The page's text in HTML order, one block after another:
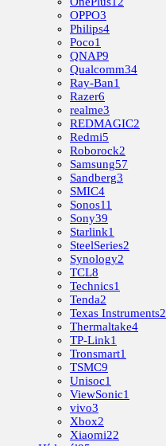
OPPO3
Philips4
Poco1
QNAP9
Qualcomm34
Ray-Ban1
Razer6
realme3
REDMAGIC2
Redmi5
Roborock2
Samsung57
Sandberg3
SMIC4
Sonos11
Sony39
Starlink1
SteelSeries2
Synology2
TCL8
Technics1
Tenda2
Texas Instruments2
Thermaltake4
TP-Link1
Tronsmart1
TSMC9
Unisoc1
ViewSonic1
vivo3
Xbox2
Xiaomi22